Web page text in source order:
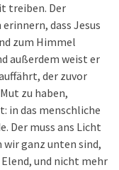
treiben. Der
dass Jesus
zum Himmel
außerdem weist er
der zuvor
zu haben,
in das menschliche
Der muss ans Licht
wir ganz unten sind,
und nicht mehr